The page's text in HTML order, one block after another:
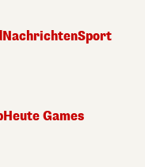
NachrichtenSport
Heute Games